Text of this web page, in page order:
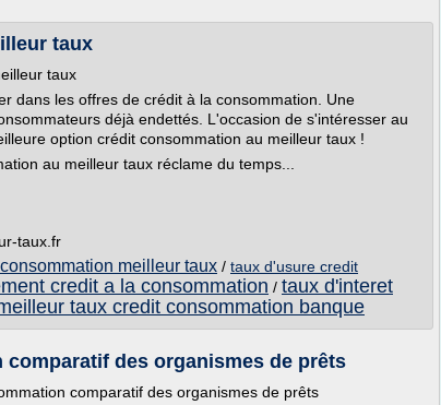
taux
taux
dans les offres de crédit à la consommation. Une
déjà endettés. L'occasion de s'intéresser au
option crédit consommation au meilleur taux !
au meilleur taux réclame du temps...
taux.fr
meilleur taux / taux d'usure credit
credit a la consommation / taux d'interet
taux credit consommation banque
des organismes de prêts
comparatif des organismes de prêts